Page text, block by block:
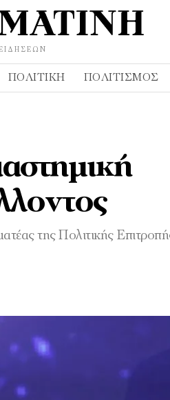
ΠΟΛΙΤΙΚΉ ΠΟΛΙΤΙΣΜΌΣ
της Πολιτικής